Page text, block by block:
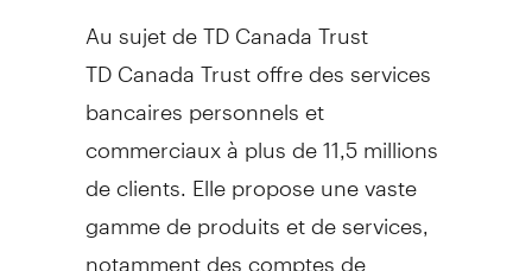
Au sujet de TD Canada Trust
TD Canada Trust offre des services
bancaires personnels et
commerciaux à plus de 11,5 millions
de clients. Elle propose une vaste
gamme de produits et de services,
notamment des comptes de